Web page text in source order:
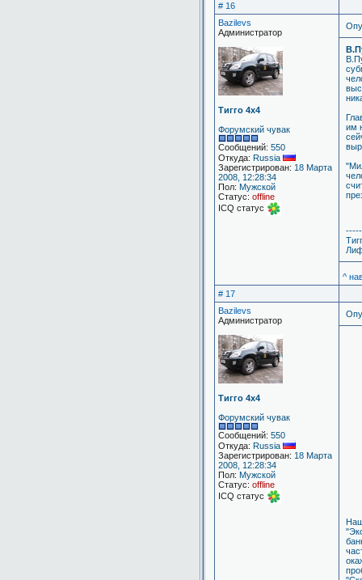
# 16
Bazilevs
Администратор
Тигго 4х4
Форумский чувак
Сообщений: 550
Откуда: Russia
Зарегистрирован: 18 Марта
2008, 12:28:34
Пол: Мужской
Статус: offline
ICQ статус
им
^
# 17
Bazilevs
Администратор
Тигго 4х4
Форумский чувак
Сообщений: 550
Откуда: Russia
Зарегистрирован: 18 Марта
2008, 12:28:34
Пол: Мужской
Статус: offline
ICQ статус